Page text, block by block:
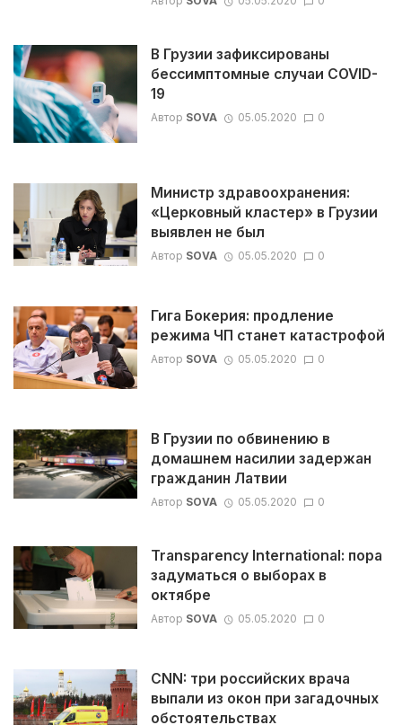
В Грузии зафиксированы
бессимптомные случаи COVID-
19
Автор SOVA 05.05.2020 0
Министр здравоохранения:
«Церковный кластер» в Грузии
выявлен не был
Автор SOVA 05.05.2020 0
Гига Бокерия: продление
режима ЧП станет катастрофой
Автор SOVA 05.05.2020 0
В Грузии по обвинению в
домашнем насилии задержан
гражданин Латвии
Автор SOVA 05.05.2020 0
Transparency International: пора
задуматься о выборах в
октябре
Автор SOVA 05.05.2020 0
CNN: три российских врача
выпали из окон при загадочных
обстоятельствах